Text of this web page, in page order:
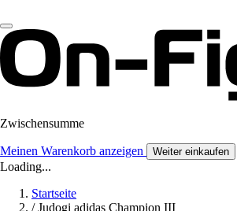
Zwischensumme
Meinen Warenkorb anzeigen Weiter einkaufen
Loading...
Startseite
/ Judogi adidas Champion III